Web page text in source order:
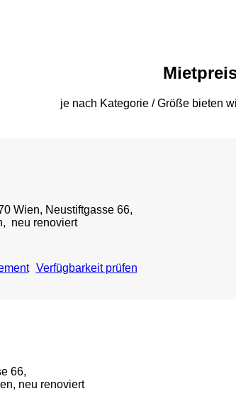
je nach Kategorie / Größe bieten
Wien, Neustiftgasse 66,
neu renoviert
Verfügbarkeit prüfen
66,
neu renoviert